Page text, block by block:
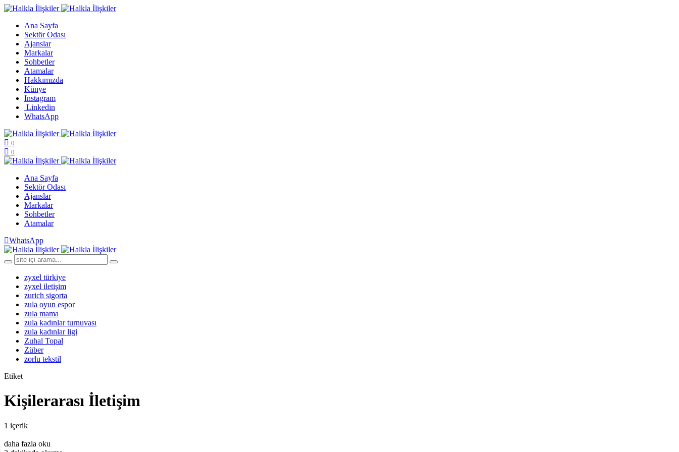
Ana Sayfa
Sektör Odası
Ajanslar
Markalar
Sohbetler
Atamalar
Hakkımızda
Künye
Instagram
Linkedin
WhatsApp
0
0
Ana Sayfa
Sektör Odası
Ajanslar
Markalar
Sohbetler
Atamalar
WhatsApp
zyxel türkiye
zyxel iletişim
zurich sigorta
zula oyun espor
zula mama
zula kadınlar turnuvası
zula kadınlar ligi
Zuhal Topal
Züber
zorlu tekstil
Etiket
Kişilerarası İletişim
1 içerik
daha fazla oku